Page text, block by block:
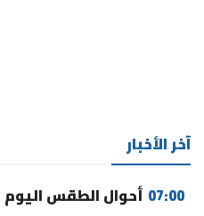
آخر الأخبار
07:00 أحوال الطقس اليوم